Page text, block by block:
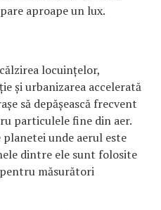
aproape un lux.
locuințelor,
și urbanizarea accelerată
să depășească frecvent
particulele fine din aer.
unde aerul este
dintre ele sunt folosite
măsurători